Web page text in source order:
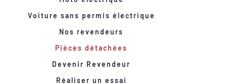
Voiture sans permis électrique
Nos revendeurs
Pièces détachées
Devenir Revendeur
Réaliser un essai